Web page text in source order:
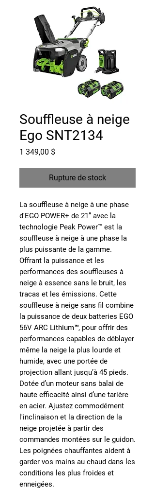
Souffleuse à neige
Ego SNT2134
1 349,00 $Prix
Rupture de stock
La souffleuse à neige à une phase
d'EGO POWER+ de 21” avec la
technologie Peak Power™ est la
souffleuse à neige à une phase la
plus puissante de la gamme.
Offrant la puissance et les
performances des souffleuses à
neige à essence sans le bruit, les
tracas et les émissions. Cette
souffleuse à neige sans fil combine
la puissance de deux batteries EGO
56V ARC Lithium™, pour offrir des
performances capables de déblayer
même la neige la plus lourde et
humide, avec une portée de
projection allant jusqu’à 45 pieds.
Dotée d’un moteur sans balai de
haute efficacité ainsi d’une tarière
en acier. Ajustez commodément
l'inclinaison et la direction de la
neige projetée à partir des
commandes montées sur le guidon.
Les poignées chauffantes aident à
garder vos mains au chaud dans les
conditions les plus froides et
enneigées.